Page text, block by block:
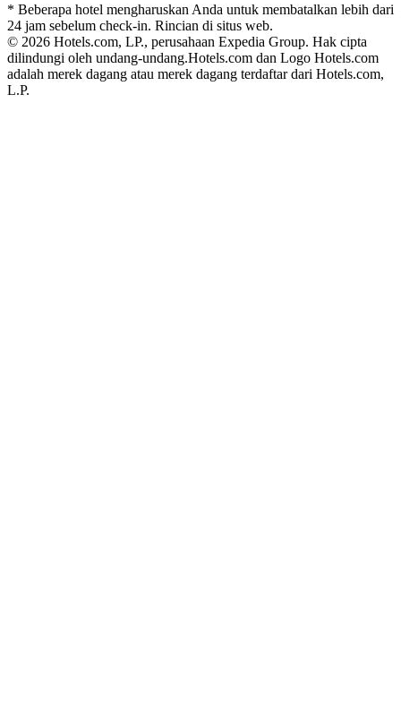
* Beberapa hotel mengharuskan Anda untuk membatalkan lebih dari
24 jam sebelum check-in. Rincian di situs web.
© 2026 Hotels.com, LP., perusahaan Expedia Group. Hak cipta
dilindungi oleh undang-undang.Hotels.com dan Logo Hotels.com
adalah merek dagang atau merek dagang terdaftar dari Hotels.com,
L.P.